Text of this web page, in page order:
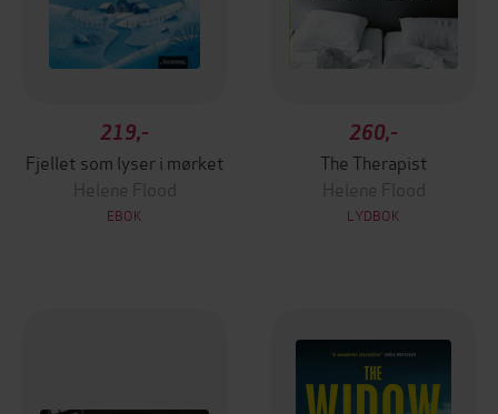
219,-
Fjellet som lyser i mørket
Helene Flood
EBOK
260,-
The Therapist
Helene Flood
LYDBOK